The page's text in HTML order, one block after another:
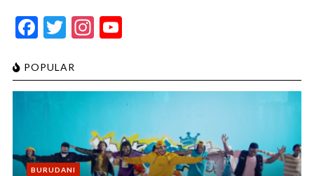
F
ac
e
b
o
k
T
w
itt
er
In
st
gr
a
m
Y
o
T
u
b
e
POPULAR
BURUDANI